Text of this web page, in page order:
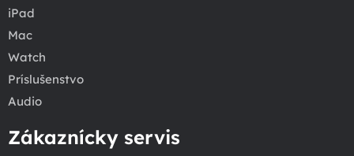
iPad
Mac
Watch
Príslušenstvo
Audio
Zákaznícky servis